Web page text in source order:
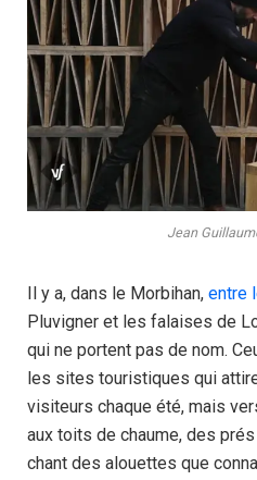
Jean
Il y a, dans le Morbihan, entre
Pluvigner et les falaises de
qui ne portent pas de nom.
les sites touristiques qui
visiteurs chaque été, mais
aux toits de chaume, des
chant des alouettes que